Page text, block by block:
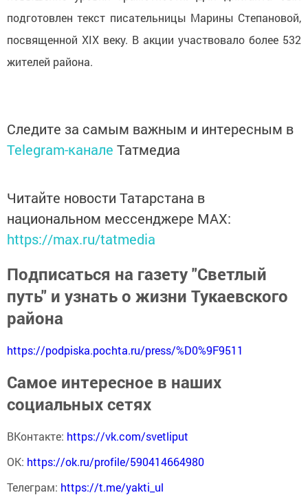
подготовлен текст писательницы Марины Степановой,
посвященной XIX веку. В акции участвовало более 532
жителей района.
Следите за самым важным и интересным в
Telegram-канале Татмедиа
Читайте новости Татарстана в
национальном мессенджере MАХ:
https://max.ru/tatmedia
Подписаться на газету "Светлый
путь" и узнать о жизни Тукаевского
района
https://podpiska.pochta.ru/press/%D0%9F9511
Самое интересное в наших
социальных сетях
ВКонтакте: https://vk.com/svetliput
ОК: https://ok.ru/profile/590414664980
Телеграм: https://t.me/yakti_ul